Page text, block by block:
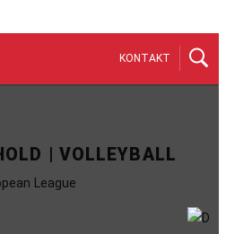
KONTAKT
| VOLLEYBALL
League